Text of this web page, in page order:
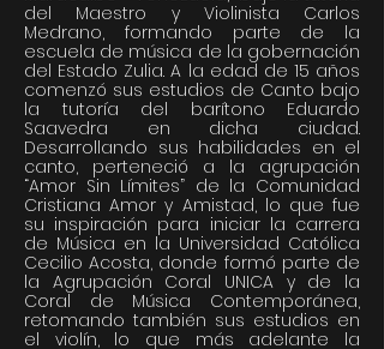
del Maestro y Violinista Carlos
Medrano, formando parte de la
escuela de música de la gobernación
del Estado Zulia. A la edad de 15 años
comenzó sus estudios de Canto bajo
la tutoría del barítono Eduardo
Saavedra en dicha ciudad.
Desarrollando sus habilidades en el
canto, perteneció a la agrupación
“Amor Sin Límites” de la Comunidad
Cristiana Amor y Amistad, lo que fue
su inspiración para iniciar la carrera
de Música en la Universidad Católica
Cecilio Acosta, donde formó parte de
la Agrupación Coral UNICA y de la
Coral de Música Contemporánea,
retomando también sus estudios en
el violín, lo que más adelante la